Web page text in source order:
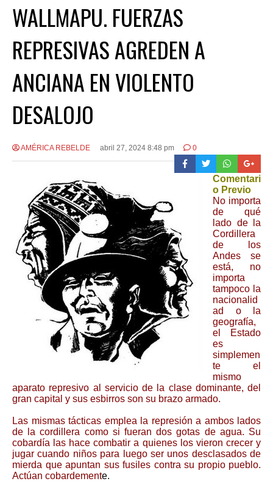
WALLMAPU. FUERZAS
REPRESIVAS AGREDEN A
ANCIANA EN VIOLENTO
DESALOJO
AMÉRICA REBELDE abril 27, 2024 8:48 pm 0
Comentari
o Previo
No importa
de qué
lado de la
Cordillera
de los
Andes se
está, no
importa
tampoco la
nacionalid
ad o la
geografía,
el Estado
es
simplemen
te el
mismo
aparato represivo al servicio de la clase dominante, del
gran capital y sus esbirros son su brazo armado.
Las mismas tácticas emplea la represión a ambos lados
de la cordillera como si fueran dos gotas de agua. Su
cobardía las hace combatir a quienes los vieron crecer y
jugar cuando niños para luego ser unos desclasados de
mierda que apuntan sus fusiles contra su propio pueblo.
Actúan cobardemente.